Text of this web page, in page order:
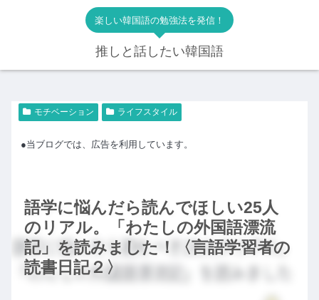
楽しい韓国語の勉強法を発信！
推しと話したい韓国語
モチベーション ライフスタイル
語学に悩んだら読んでほしい25人
のリアル。「わたしの外国語漂流
記」を読みました！〈言語学習者の
読書日記２〉
●当ブログでは、広告を利用しています。